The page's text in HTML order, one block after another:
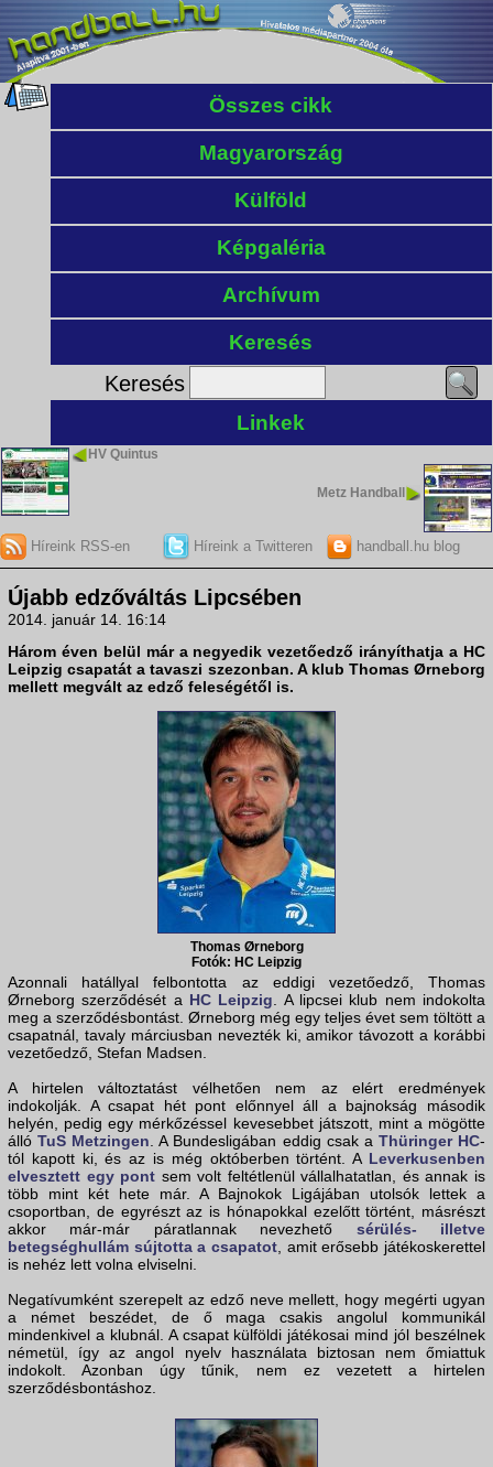
Összes cikk
Magyarország
Külföld
Képgaléria
Archívum
Keresés
Keresés
Linkek
HV Quintus
Metz Handball
Híreink RSS-en Híreink a Twitteren handball.hu blog
Újabb edzőváltás Lipcsében
2014. január 14. 16:14
Három éven belül már a negyedik vezetőedző irányíthatja a HC
Leipzig csapatát a tavaszi szezonban. A klub Thomas Ørneborg
mellett megvált az edző feleségétől is.
Thomas Ørneborg
Fotók: HC Leipzig
Azonnali hatállyal felbontotta az eddigi vezetőedző, Thomas
Ørneborg szerződését a HC Leipzig . A lipcsei klub nem indokolta
meg a szerződésbontást. Ørneborg még egy teljes évet sem töltött a
csapatnál, tavaly márciusban nevezték ki, amikor távozott a korábbi
vezetőedző, Stefan Madsen.
A hirtelen változtatást vélhetően nem az elért eredmények
indokolják. A csapat hét pont előnnyel áll a bajnokság második
helyén, pedig egy mérkőzéssel kevesebbet játszott, mint a mögötte
állóTuS Metzingen . A Bundesligában eddig csak a Thüringer HC-
tól kapott ki, és az is még októberben történt. A Leverkusenben
elvesztett egy pont sem volt feltétlenül vállalhatatlan, és annak is
több mint két hete már. A Bajnokok Ligájában utolsók lettek a
csoportban, de egyrészt az is hónapokkal ezelőtt történt, másrészt
akkor már-már páratlannak nevezhető sérülés- illetve
betegséghullám sújtotta a csapatot , amit erősebb játékoskerettel
is nehéz lett volna elviselni.
Negatívumként szerepelt az edző neve mellett, hogy megérti ugyan
a német beszédet, de ő maga csakis angolul kommunikál
mindenkivel a klubnál. A csapat külföldi játékosai mind jól beszélnek
németül, így az angol nyelv használata biztosan nem őmiattuk
indokolt. Azonban úgy tűnik, nem ez vezetett a hirtelen
szerződésbontáshoz.